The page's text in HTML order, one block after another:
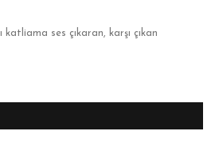
katliama ses çıkaran, karşı çıkan